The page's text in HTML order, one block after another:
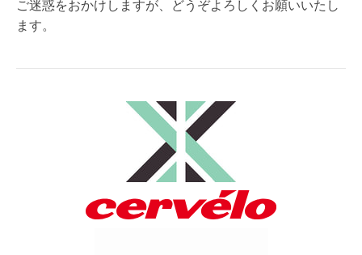
ご迷惑をおかけしますが、どうぞよろしくお願いいたし
ます。